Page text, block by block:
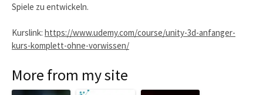
Spiele zu entwickeln.
Kurslink: https://www.udemy.com/course/unity-3d-anfanger-
kurs-komplett-ohne-vorwissen/
More from my site